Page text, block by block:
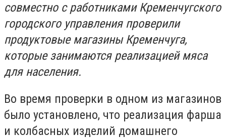
совместно с работниками Кременчугского
городского управления проверили
продуктовые магазины Кременчуга,
которые занимаются реализацией мяса
для населения.
Во время проверки в одном из магазинов
было установлено, что реализация фарша
и колбасных изделий домашнего